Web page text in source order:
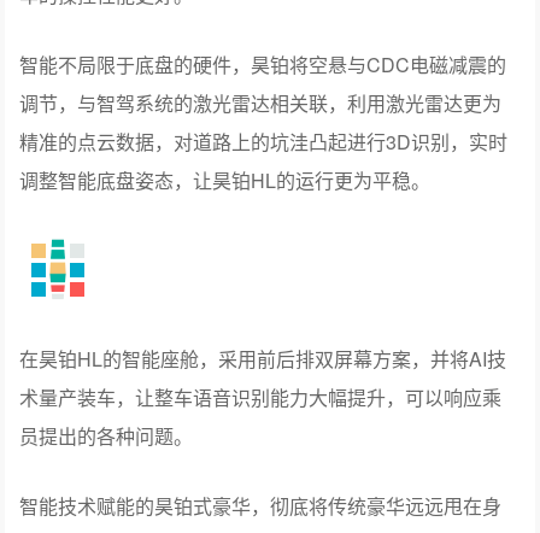
智能不局限于底盘的硬件，昊铂将空悬与CDC电磁减震的
调节，与智驾系统的激光雷达相关联，利用激光雷达更为
精准的点云数据，对道路上的坑洼凸起进行3D识别，实时
调整智能底盘姿态，让昊铂HL的运行更为平稳。
在昊铂HL的智能座舱，采用前后排双屏幕方案，并将AI技
术量产装车，让整车语音识别能力大幅提升，可以响应乘
员提出的各种问题。
智能技术赋能的昊铂式豪华，彻底将传统豪华远远甩在身